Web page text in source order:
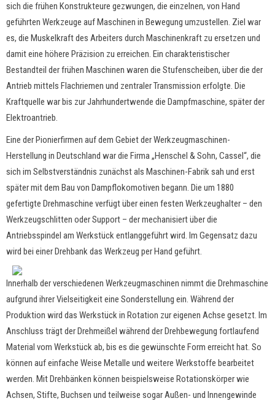
sich die frühen Konstrukteure gezwungen, die einzelnen, von Hand
geführten Werkzeuge auf Maschinen in Bewegung umzustellen. Ziel war
es, die Muskelkraft des Arbeiters durch Maschinenkraft zu ersetzen und
damit eine höhere Präzision zu erreichen. Ein charakteristischer
Bestandteil der frühen Maschinen waren die Stufenscheiben, über die der
Antrieb mittels Flachriemen und zentraler Transmission erfolgte. Die
Kraftquelle war bis zur Jahrhundertwende die Dampfmaschine, später der
Elektroantrieb.
Eine der Pionierfirmen auf dem Gebiet der Werkzeugmaschinen-
Herstellung in Deutschland war die Firma „Henschel & Sohn, Cassel“, die
sich im Selbstverständnis zunächst als Maschinen-Fabrik sah und erst
später mit dem Bau von Dampflokomotiven begann. Die um 1880
gefertigte Drehmaschine verfügt über einen festen Werkzeughalter – den
Werkzeugschlitten oder Support – der mechanisiert über die
Antriebsspindel am Werkstück entlanggeführt wird. Im Gegensatz dazu
wird bei einer Drehbank das Werkzeug per Hand geführt.
Innerhalb der verschiedenen Werkzeugmaschinen nimmt die Drehmaschine
aufgrund ihrer Vielseitigkeit eine Sonderstellung ein. Während der
Produktion wird das Werkstück in Rotation zur eigenen Achse gesetzt. Im
Anschluss trägt der Drehmeißel während der Drehbewegung fortlaufend
Material vom Werkstück ab, bis es die gewünschte Form erreicht hat. So
können auf einfache Weise Metalle und weitere Werkstoffe bearbeitet
werden. Mit Drehbänken können beispielsweise Rotationskörper wie
Achsen, Stifte, Buchsen und teilweise sogar Außen- und Innengewinde